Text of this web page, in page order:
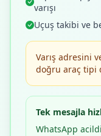
varışı
Uçuş takibi ve
Varış adresini
doğru araç tipi
Tek mesajla
WhatsApp